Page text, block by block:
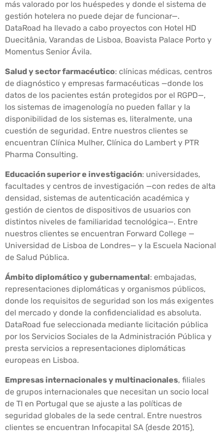
más valorado por los huéspedes y donde el sistema de
gestión hotelera no puede dejar de funcionar—.
DataRoad ha llevado a cabo proyectos con Hotel HD
Duecitânia, Varandas de Lisboa, Boavista Palace Porto y
Momentus Senior Ávila.
Salud y sector farmacéutico: clínicas médicas, centros
de diagnóstico y empresas farmacéuticas —donde los
datos de los pacientes están protegidos por el RGPD—,
los sistemas de imagenología no pueden fallar y la
disponibilidad de los sistemas es, literalmente, una
cuestión de seguridad. Entre nuestros clientes se
encuentran Clínica Mulher, Clínica do Lambert y PTR
Pharma Consulting.
Educación superior e investigación: universidades,
facultades y centros de investigación —con redes de alta
densidad, sistemas de autenticación académica y
gestión de cientos de dispositivos de usuarios con
distintos niveles de familiaridad tecnológica—. Entre
nuestros clientes se encuentran Forward College —
Universidad de Lisboa de Londres— y la Escuela Nacional
de Salud Pública.
Ámbito diplomático y gubernamental: embajadas,
representaciones diplomáticas y organismos públicos,
donde los requisitos de seguridad son los más exigentes
del mercado y donde la confidencialidad es absoluta.
DataRoad fue seleccionada mediante licitación pública
por los Servicios Sociales de la Administración Pública y
presta servicios a representaciones diplomáticas
europeas en Lisboa.
Empresas internacionales y multinacionales, filiales
de grupos internacionales que necesitan un socio local
de TI en Portugal que se ajuste a las políticas de
seguridad globales de la sede central. Entre nuestros
clientes se encuentran Infocapital SA (desde 2015),